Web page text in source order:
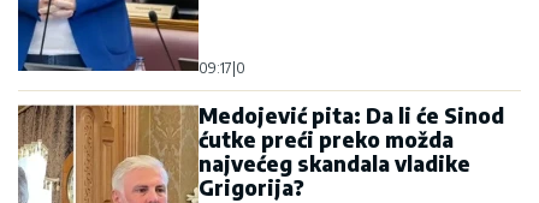
09:17 0
Medojević pita: Da li će Sinod
ćutke preći preko možda
najvećeg skandala vladike
Grigorija?